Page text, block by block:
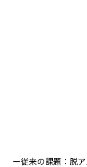
ー従来の課題：脱